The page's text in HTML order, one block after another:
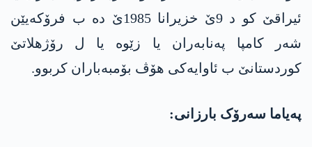
ئیراقێ کو د 9ێ خزیرانا 1985ێ دە ب فرۆکەیێن
شەر کامپا پەنابەران یا زێوه‌ یا ل رۆژھلاتێ
کوردستانێ ب ئاوایەکی ھۆڤ بۆمبەباران کربوو.
پەیاما سەرۆک بارزانی: